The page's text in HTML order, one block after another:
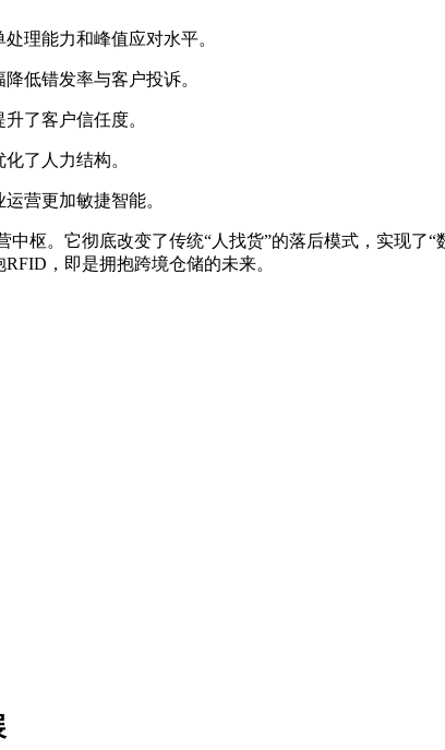
理能力和峰值应对水平。
低错发率与客户投诉。
了客户信任度。
了人力结构。
营更加敏捷智能。
枢。它彻底改变了传统“人找货”的落后模式，实现了“
，即是拥抱跨境仓储的未来。